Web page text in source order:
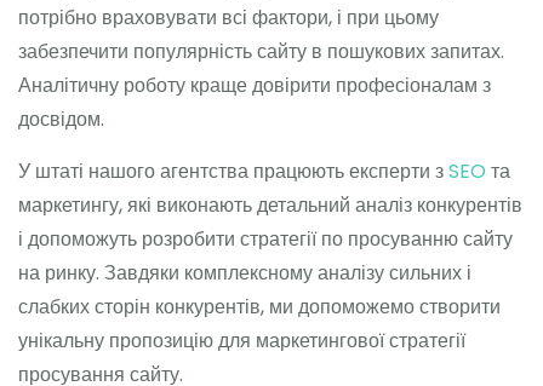
потрібно враховувати всі фактори, і при цьому
забезпечити популярність сайту в пошукових запитах.
Аналітичну роботу краще довірити професіоналам з
досвідом.
У штаті нашого агентства працюють експерти зSEO та
маркетингу, які виконають детальний аналіз конкурентів
і допоможуть розробити стратегії по просуванню сайту
на ринку. Завдяки комплексному аналізу сильних і
слабких сторін конкурентів, ми допоможемо створити
унікальну пропозицію для маркетингової стратегії
просування сайту.